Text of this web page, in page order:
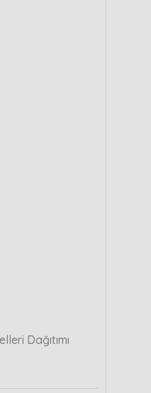
Dağıtımı